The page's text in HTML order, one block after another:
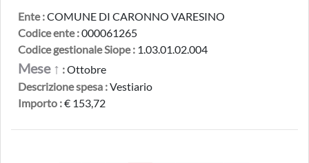
Ente :COMUNE DI CARONNO VARESINO
Codice ente :000061265
Codice gestionale Siope : 1.03.01.02.004
Mese ↑ :Ottobre
Descrizione spesa :Vestiario
Importo :€ 153,72